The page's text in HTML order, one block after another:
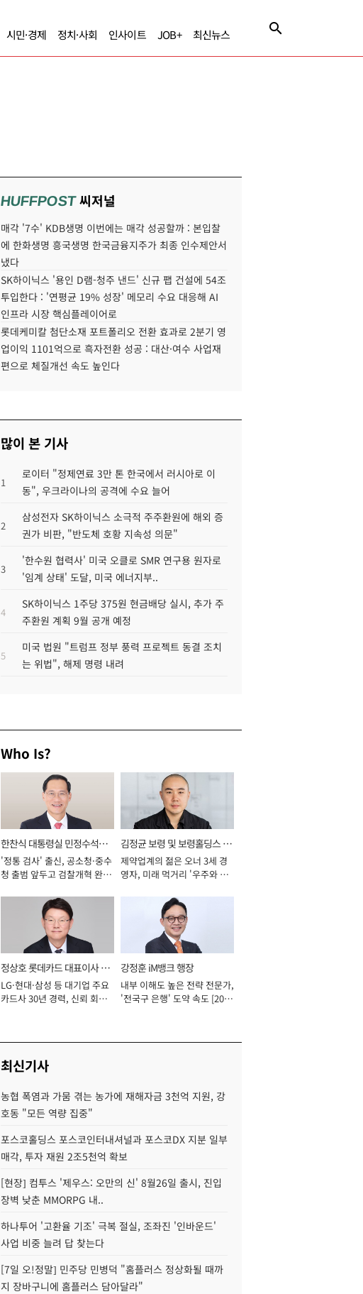
시민·경제 정치·사회 인사이트 JOB+ 최신뉴스
HUFFPOST씨저널
매각 '7수' KDB생명 이번에는 매각 성공할까 : 본입찰
에 한화생명 흥국생명 한국금융지주가 최종 인수제안서
냈다
SK하이닉스 '용인 D램-청주 낸드' 신규 팹 건설에 54조
투입한다 : '연평균 19% 성장' 메모리 수요 대응해 AI
인프라 시장 핵심플레이어로
롯데케미칼 첨단소재 포트폴리오 전환 효과로 2분기 영
업이익 1101억으로 흑자전환 성공 : 대산·여수 사업재
편으로 체질개선 속도 높인다
많이 본 기사
1
로이터 "정제연료 3만 톤 한국에서 러시아로 이
동", 우크라이나의 공격에 수요 늘어
2
삼성전자 SK하이닉스 소극적 주주환원에 해외 증
권가 비판, "반도체 호황 지속성 의문"
3
'한수원 협력사' 미국 오클로 SMR 연구용 원자로
'임계 상태' 도달, 미국 에너지부..
4
SK하이닉스 1주당 375원 현금배당 실시, 추가 주
주환원 계획 9월 공개 예정
5
미국 법원 "트럼프 정부 풍력 프로젝트 동결 조치
는 위법", 해제 명령 내려
Who Is?
한찬식 대통령실 민정수석비
서관
'정통 검사' 출신, 공소청·중수
청 출범 앞두고 검찰개혁 완수
김정균 보령 및 보령홀딩스 대
표이사 사장
제약업계의 젊은 오너 3세 경
영자, 미래 먹거리 '우주와 헬
정상호 롯데카드 대표이사 사
장
LG·현대·삼성 등 대기업 주요
카드사 30년 경력, 신뢰 회복
강정훈 iM뱅크 행장
내부 이해도 높은 전략 전문가,
'전국구 은행' 도약 속도 [2026
최신기사
농협 폭염과 가뭄 겪는 농가에 재해자금 3천억 지원, 강
호동 "모든 역량 집중"
포스코홀딩스 포스코인터내셔널과 포스코DX 지분 일부
매각, 투자 재원 2조5천억 확보
[현장] 컴투스 '제우스: 오만의 신' 8월26일 출시, 진입
장벽 낮춘 MMORPG 내..
하나투어 '고환율 기조' 극복 절실, 조좌진 '인바운드'
사업 비중 늘려 답 찾는다
[7일 오!정말] 민주당 민병덕 "홈플러스 정상화될 때까
지 장바구니에 홈플러스 담아달라"